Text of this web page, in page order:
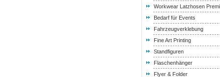
Workwear Latzhosen
Bedarf für Events
Fahrzeugverklebung
Fine Art Printing
Standfiguren
Flaschenhänger
Flyer & Folder